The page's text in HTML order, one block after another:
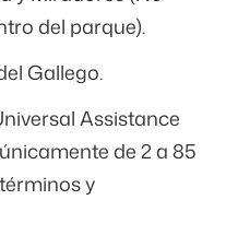
del parque).
Gallego.
Assistance
de 2 a 85
y